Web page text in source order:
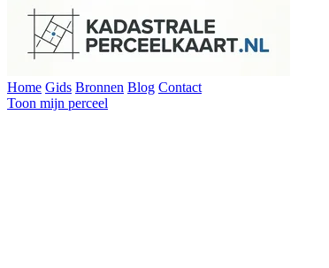
Home Gids Bronnen Blog Contact
Toon mijn perceel